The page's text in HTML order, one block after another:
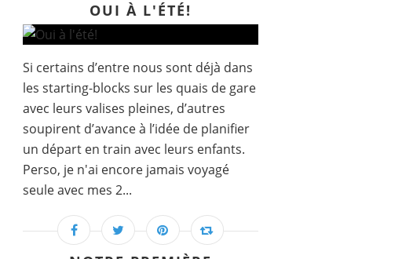
OUI À L'ÉTÉ!
Si certains d’entre nous sont déjà dans
les starting-blocks sur les quais de gare
avec leurs valises pleines, d’autres
soupirent d’avance à l’idée de planifier
un départ en train avec leurs enfants.
Perso, je n'ai encore jamais voyagé
seule avec mes 2...